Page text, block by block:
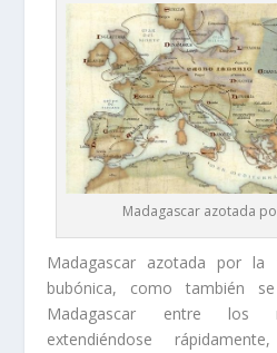
Madagascar azotada
Madagascar azotada por
bubónica, como también
Madagascar entre los
extendiéndose